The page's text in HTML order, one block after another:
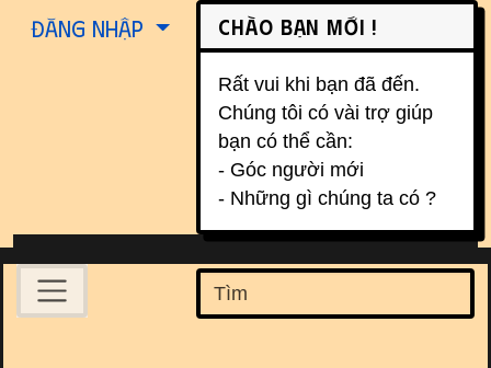
Site identity, navigation, etc.
Đăng nhập Chào bạn mới !
Rất vui khi bạn đã đến.
Chúng tôi có vài trợ giúp
bạn có thể cần:
- Góc người mới
- Những gì chúng ta có ?
Navigation and related